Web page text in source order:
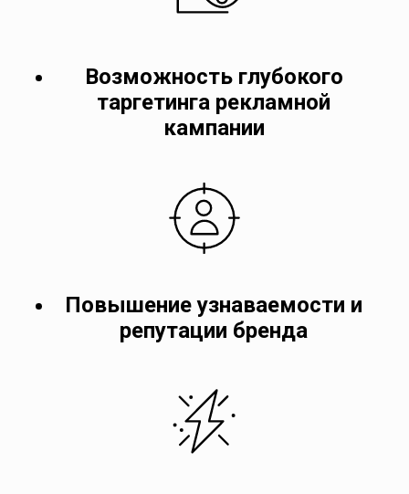
Возможность глубокого
таргетинга рекламной
кампании
Повышение узнаваемости и
репутации бренда